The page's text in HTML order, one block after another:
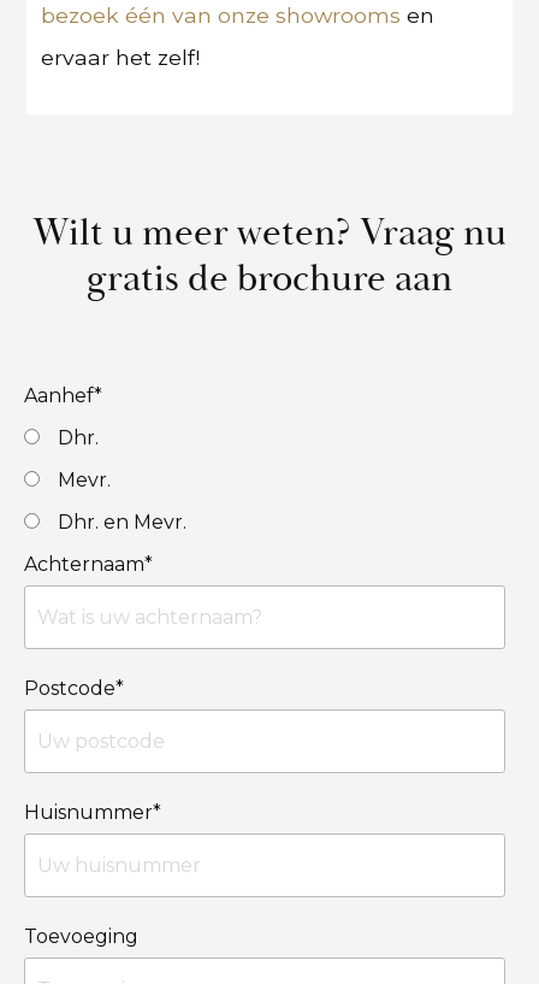
bezoek één van onze showrooms en
ervaar het zelf!
Wilt u meer weten? Vraag nu
gratis de brochure aan
Aanhef*
Dhr.
Mevr.
Dhr. en Mevr.
Achternaam*
Postcode*
Huisnummer*
Toevoeging